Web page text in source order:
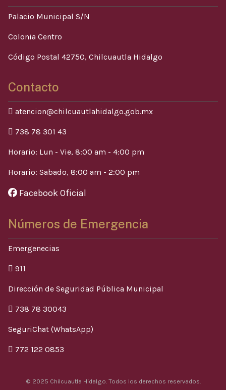
Palacio Municipal S/N
Colonia Centro
Código Postal 42750, Chilcuautla Hidalgo
Contacto
atencion@chilcuautlahidalgo.gob.mx
738 78 301 43
Horario: Lun - Vie, 8:00 am - 4:00 pm
Horario: Sabado, 8:00 am - 2:00 pm
Facebook Oficial
Números de Emergencia
Emergenecias
911
Dirección de Seguridad Pública Municipal
738 78 30043
SeguriChat (WhatsApp)
772 122 0853
© 2025 Chilcuautla Hidalgo. Todos los derechos reservados.